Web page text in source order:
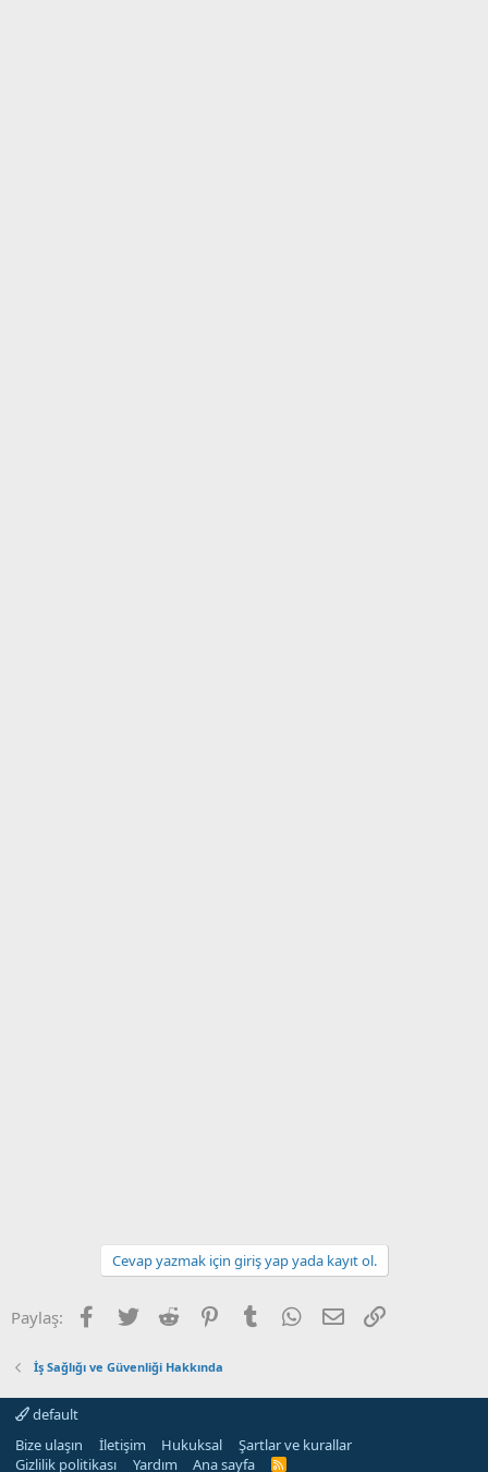
Cevap yazmak için giriş yap yada kayıt ol.
Paylaş: Facebook
Twitter Reddit PinterestTumblr WhatsApp
E-posta
İş Sağlığı ve Güvenliği Hakkında
default
Bize ulaşın
İletişim Hukuksal
Şartlar ve kurallar
Gizlilik politikası
Yardım Ana sayfa
R